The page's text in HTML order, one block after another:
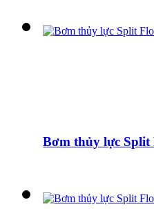
Bơm thủy lực Split